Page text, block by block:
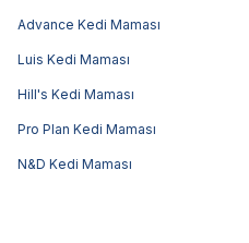
Advance Kedi Maması
Luis Kedi Maması
Hill's Kedi Maması
Pro Plan Kedi Maması
N&D Kedi Maması